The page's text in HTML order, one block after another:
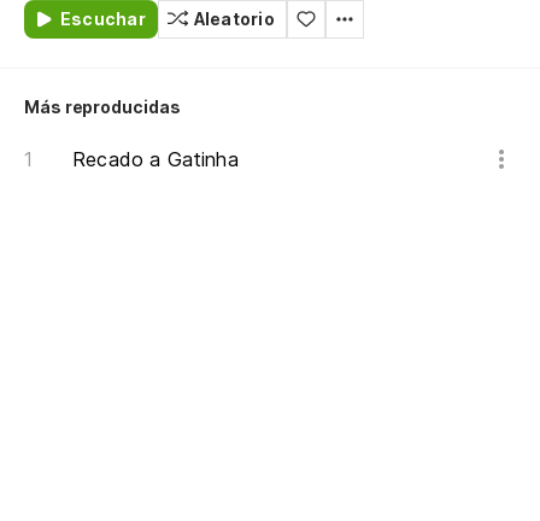
Escuchar Aleatorio
Más reproducidas
Recado a Gatinha